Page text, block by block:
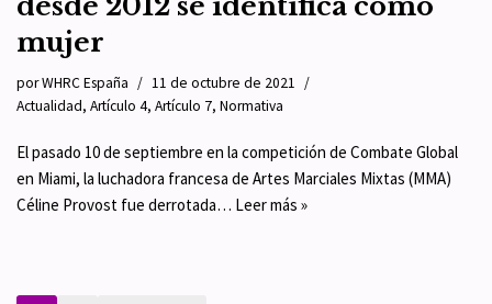
mujer
porWHRC España
11 de octubre de 2021
Actualidad, Artículo 4, Artículo 7, Normativa
El pasado 10 de septiembre en la competición de Combate Global
en Miami, la luchadora francesa de Artes Marciales Mixtas (MMA)
Céline Provost fue derrotada… Leer más »